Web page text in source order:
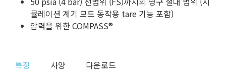
뮬레이션 계기 모드 동작용 tare 기능 포함)
압력을 위한 COMPASS®
특징 사양
다운로드